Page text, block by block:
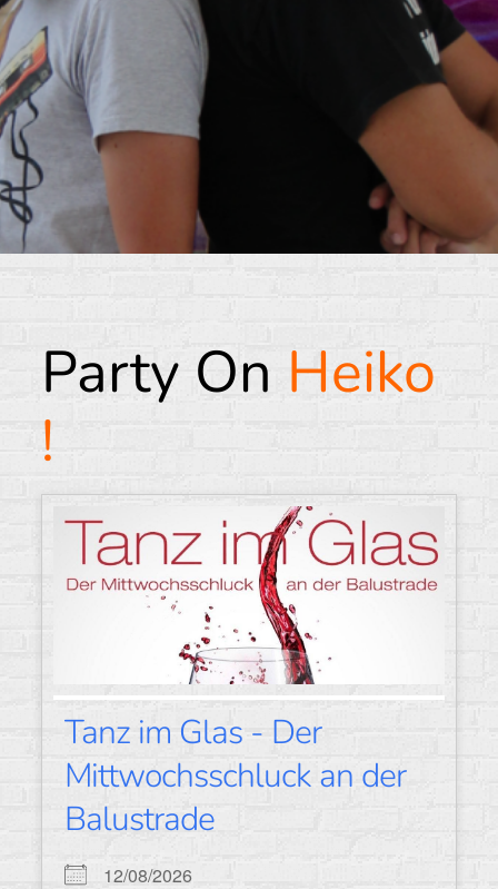
Party On Heiko
!
Tanz im Glas - Der
Mittwochsschluck an der
Balustrade
12/08/2026